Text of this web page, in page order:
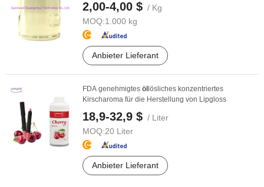
2,00-4,00 $ / Kg
MOQ:1.000 kg
Anbieter Lieferant
FDA genehmigtes öl lösliches konzentriertes
Kirscharoma für die Herstellung von Lipgloss
18,9-32,9 $ / Liter
MOQ:20 Liter
Anbieter Lieferant